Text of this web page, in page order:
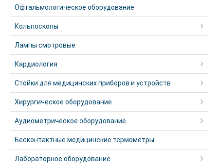
Офтальмологическое оборудование
Кольпоскопы
Лампы смотровые
Кардиология
Стойки для медицинских приборов и устройств
Хирургическое оборудование
Аудиометрическое оборудование
Бесконтактные медицинские термометры
Лабораторное оборудование